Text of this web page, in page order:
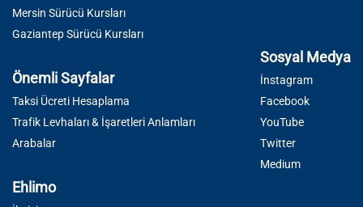
Mersin Sürücü Kursları
Gaziantep Sürücü Kursları
Önemli Sayfalar
Taksi Ücreti Hesaplama
Trafik Levhaları & İşaretleri Anlamları
Arabalar
Sosyal Medya
İnstagram
Facebook
YouTube
Twitter
Medium
Ehlimo